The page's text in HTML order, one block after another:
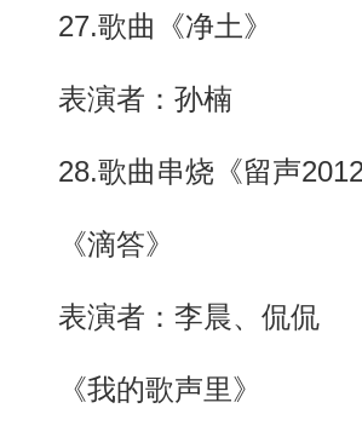
27.歌曲《净土》
表演者：孙楠
28.歌曲串烧《留声2012
《滴答》
表演者：李晨、侃侃
《我的歌声里》